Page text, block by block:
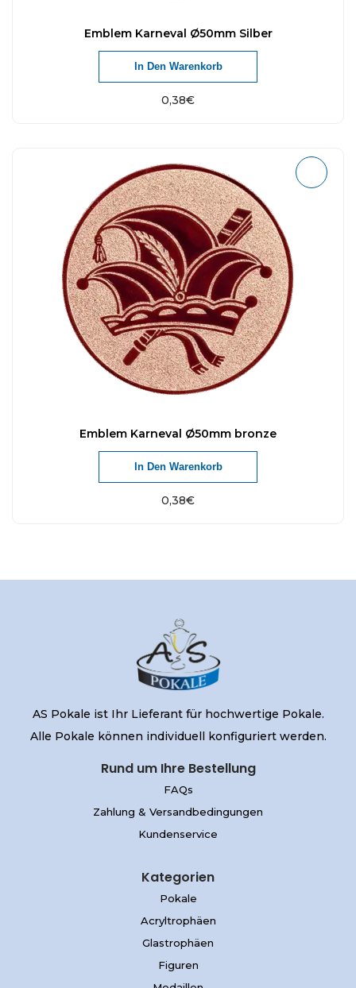
Emblem Karneval Ø50mm Silber
0,38€
In Den Warenkorb
Emblem Karneval Ø50mm bronze
0,38€
In Den Warenkorb
AS Pokale ist Ihr Lieferant für hochwertige Pokale.
Alle Pokale können individuell konfiguriert werden.
Rund um Ihre Bestellung
FAQs
Zahlung & Versandbedingungen
Kundenservice
Kategorien
Pokale
Acryltrophäen
Glastrophäen
Figuren